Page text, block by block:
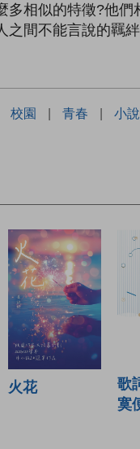
多相似的特徵?他
之間不能言說的羈
校園 | 青春 | 小說
火花
歌
寞